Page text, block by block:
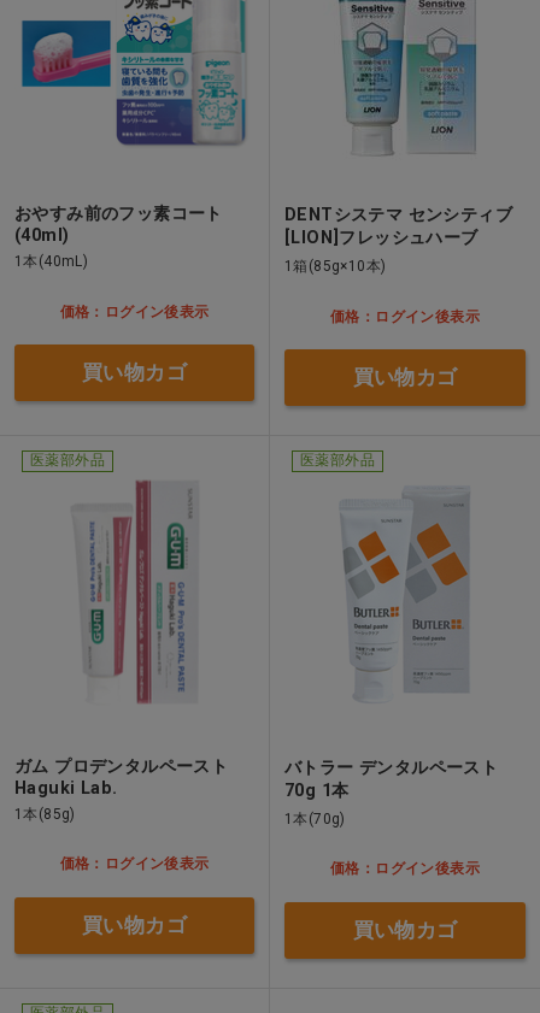
おやすみ前のフッ素コート
(40ml)
1本(40mL)
価格：ログイン後表示
買い物カゴ
DENTシステマ センシティブ
[LION]フレッシュハーブ
1箱(85g×10本)
価格：ログイン後表示
買い物カゴ
医薬部外品
ガム プロデンタルペースト
Haguki Lab.
1本(85g)
価格：ログイン後表示
買い物カゴ
医薬部外品
バトラー デンタルペースト
70g 1本
1本(70g)
価格：ログイン後表示
買い物カゴ